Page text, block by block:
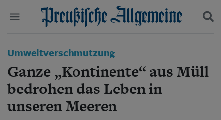
Politik
Kultur
Wirtschaft
Panorama
Gesellschaft
Leben
Suchen und finden
Umweltverschmutzung
Ganze „Kontinente“ aus Müll
bedrohen das Leben in
unseren Meeren